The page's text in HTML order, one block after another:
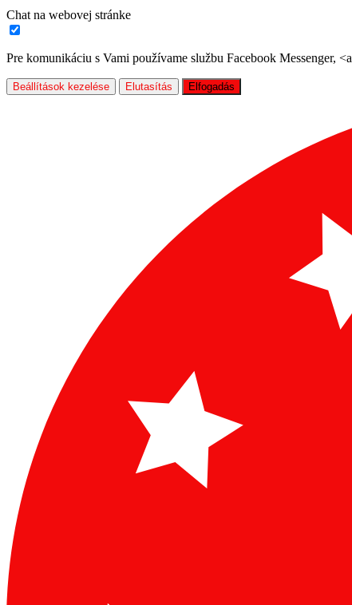
Chat na webovej stránke
Pre komunikáciu s Vami používame službu Facebook Messenger,
Beállítások kezelése Elutasítás Elfogadás